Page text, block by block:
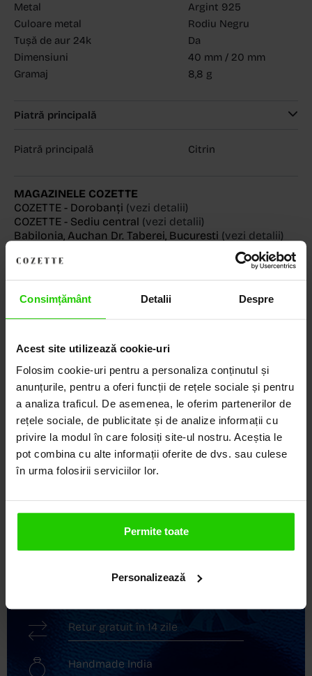
Consimțământ Detalii Despre
Acest site utilizează cookie-uri
Folosim cookie-uri pentru a personaliza conținutul și
anunțurile, pentru a oferi funcții de rețele sociale și pentru
a analiza traficul. De asemenea, le oferim partenerilor de
rețele sociale, de publicitate și de analize informații cu
privire la modul în care folosiți site-ul nostru. Aceștia le
pot combina cu alte informații oferite de dvs. sau culese
în urma folosirii serviciilor lor.
Permite toate
Personalizează
Metal
Argint 925
Culoare metal
Rodiu Negru
Tușă de aur 24k
Da
Dimensiuni
40 mm / 20 mm
Gramaj
8,8 g
Piatră principală
Piatră principală Citrin
MAGAZINELE COZETTE
COZETTE - Dorobanți (vezi detalii)
COZETTE - Sediu central (vezi detalii)
Babilonia, Auchan Dr. Taberei, Bucuresti (vezi detalii)
Descoperă Lumea COZETTE,
DEVINE ARTĂ!
COZETTE este destinația ta de top pentru bijuterii
elegante și rafinate, create cu măiestrie și pasiune.
Ne mândrim cu o vastă experiență în realizarea celor
mai sofisticate bijuterii din aur, argint și pietre
prețioase.
Livrare în cutie cadou
Transport gratuit
Retur gratuit în 14 zile
Handmade India